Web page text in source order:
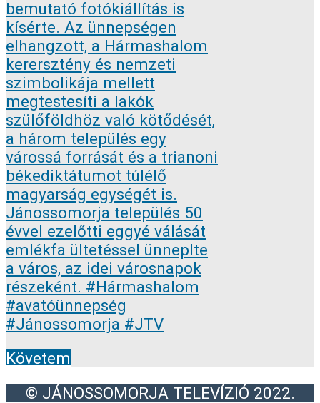
Követem
© JÁNOSSOMORJA TELEVÍZIÓ 2022.